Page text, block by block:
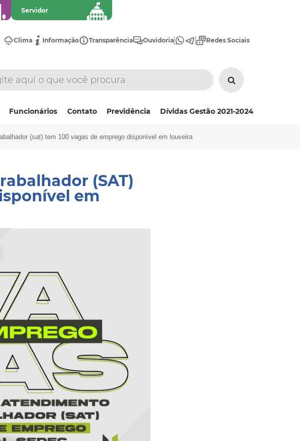
Servidor
Clima Informação Transparência Ouvidoria Redes Sociais
Funcionários Contato Previdência Dívidas Gestão 2021-2024
(sat) tem 100 vagas de emprego disponível em louveira
(SAT)
em